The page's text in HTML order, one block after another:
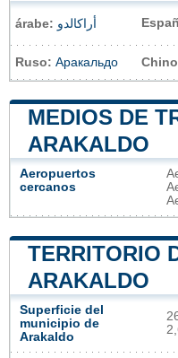
árabe: أراكالدو
Ruso: Аракальдо
MEDIOS DE
ARAKALDO
Aeropuertos
cercanos
TERRITORIO
ARAKALDO
Superficie del
municipio de
Arakaldo